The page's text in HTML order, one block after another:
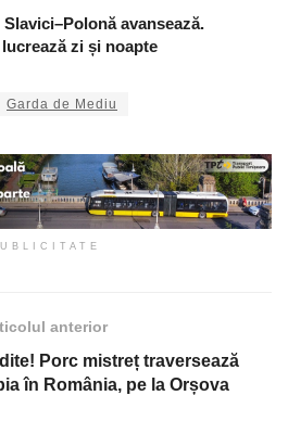
avansează.
zi și noapte
Garda de Mediu
anterior
Porc mistreț traversează
în România, pe la Orșova